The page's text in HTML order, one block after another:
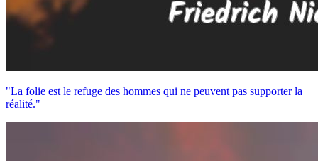
"La folie est le refuge des hommes qui ne peuvent pas supporter la
réalité."